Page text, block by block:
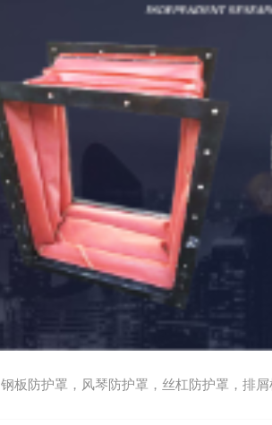
钢板防护罩，风琴防护罩，丝杠防护罩，排屑机